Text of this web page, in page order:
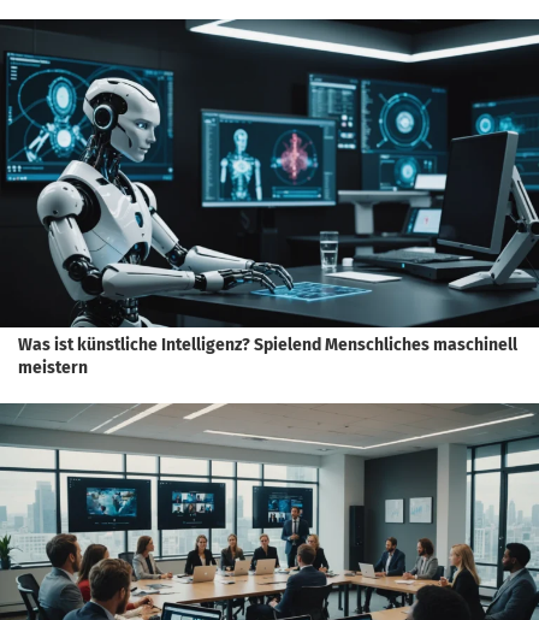
Was ist künstliche Intelligenz? Spielend Menschliches maschinell
meistern